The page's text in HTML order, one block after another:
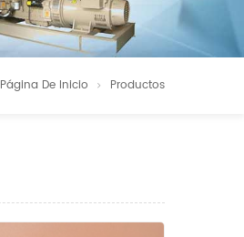
Página De Inicio Productos